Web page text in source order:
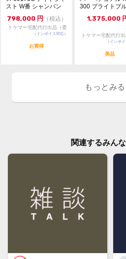
スト W番 シャンパン
ゴールド 中...
798,000 円 （税込）
トケマー宅配代行出品（委
託販売）
（インボイス対応）
お買得
300 ブライトブ
1,375,000
トケマー宅配代行
託
（インボ
美品
もっとみ
関連するみん